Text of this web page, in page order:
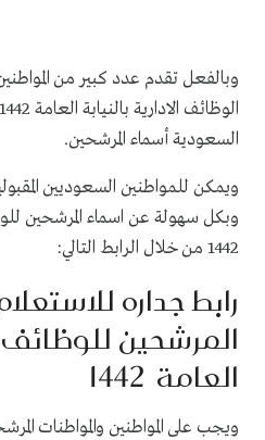
وبالفعل تقدم عدد كبير من
السعودية أسماء المرشحين.
ويمكن للمواطنين السعوديين
وبكل سهولة عن اسماء المرشحين
1442 من خلال الرابط التالي:
رابط جداره
المرشحين للوظائف
العامة 1442
ويجب على المواطنين والمواطنات